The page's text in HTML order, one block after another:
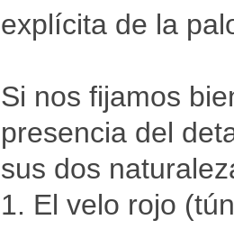
explícita de la
Si nos fijamos
presencia del
sus dos
1. El velo rojo